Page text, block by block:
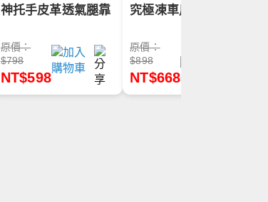
神托手皮革透氣腿靠
原價：
$798
NT$598
究極凍車用座椅通風扇
原價：
$898
NT$668